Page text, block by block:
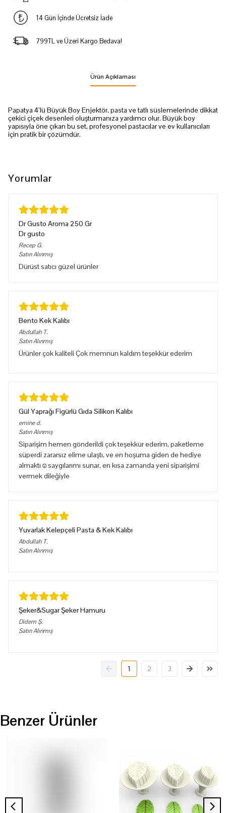
14 Gün İçinde Ücretsiz İade
799TL ve Üzeri Kargo Bedava!
Ürün Açıklaması
Papatya 4’lü Büyük Boy Enjektör, pasta ve tatlı süslemelerinde dikkat
çekici çiçek desenleri oluşturmanıza yardımcı olur. Büyük boy
yapısıyla öne çıkan bu set, profesyonel pastacılar ve ev kullanıcıları
için pratik bir çözümdür.
Yorumlar
Dr Gusto Aroma 250 Gr
Dr gusto
Recep G.
Satın Alınmış
Dürüst satıcı güzel ürünler
Bento Kek Kalıbı
Abdullah T.
Satın Alınmış
Ürünler çok kaliteli Çok memnun kaldım teşekkür ederim
Gül Yaprağı Figürlü Gıda Silikon Kalıbı
emine d.
Satın Alınmış
Siparişim hemen gönderildi çok teşekkür ederim, paketleme
süperdi zararsız elime ulaştı, ve en hoşuma giden de hediye
almaktı☺️saygılarımı sunar, en kısa zamanda yeni siparişimi
vermek dileğiyle
Yuvarlak Kelepçeli Pasta & Kek Kalıbı
Abdullah T.
Satın Alınmış
Şeker&Sugar Şeker Hamuru
Didem Ş.
Satın Alınmış
1 2 3
Benzer Ürünler